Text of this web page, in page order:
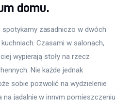
domu.
zasadniczo w dwóch
Czasami w salonach,
wypierają stoły na rzecz
Nie każde jednak
sobie pozwolić na wydzielenie
jadalnie w innym pomieszczeniu